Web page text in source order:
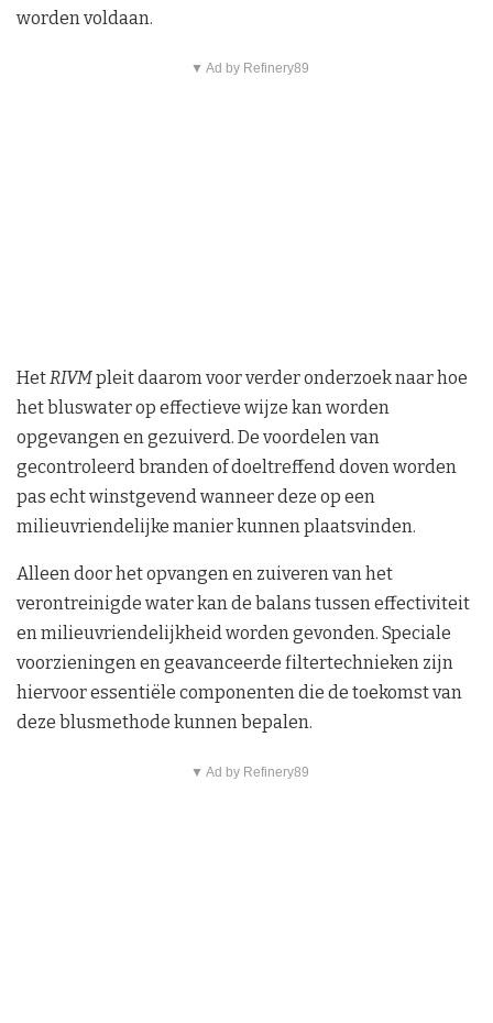
worden voldaan.
▼ Ad by Refinery89
HetRIVMpleit daarom voor verder onderzoek naar hoe
het bluswater op effectieve wijze kan worden
opgevangen en gezuiverd. De voordelen van
gecontroleerd branden of doeltreffend doven worden
pas echt winstgevend wanneer deze op een
milieuvriendelijke manier kunnen plaatsvinden.
Alleen door het opvangen en zuiveren van het
verontreinigde water kan de balans tussen effectiviteit
en milieuvriendelijkheid worden gevonden. Speciale
voorzieningen en geavanceerde filtertechnieken zijn
hiervoor essentiële componenten die de toekomst van
deze blusmethode kunnen bepalen.
▼ Ad by Refinery89